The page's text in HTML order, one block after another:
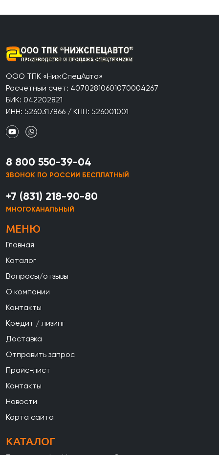
ООО ТПК «НижСпецАвто»
Расчетный счет: 40702810601070004267
БИК: 042202821
ИНН: 5260317866 / КПП: 526001001
8 800 550-39-04
ЗВОНОК ПО РОССИИ БЕСПЛАТНЫЙ
+7 (831) 218-90-80
МНОГОКАНАЛЬНЫЙ
МЕНЮ
Главная
Каталог
Вопросы/отзывы
О компании
Контакты
Кредит / лизинг
Доставка
Отправить запрос
Прайс-лист
Контакты
Новости
Карта сайта
КАТАЛОГ